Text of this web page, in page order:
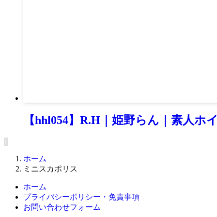
【hhl054】R.H｜姫野らん｜素人ホ
1
ホーム
ミニスカポリス
ホーム
プライバシーポリシー・免責事項
お問い合わせフォーム